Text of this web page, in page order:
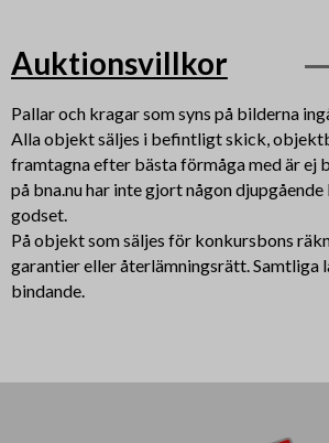
Auktionsvillkor
Pallar och kragar som syns på bilderna
Alla objekt säljes i befintligt skick,
framtagna efter bästa förmåga med är ej
på bna.nu har inte gjort någon
godset.
På objekt som säljes för konkursbons
garantier eller återlämningsrätt. Samtliga
bindande.